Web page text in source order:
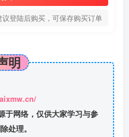
登陆后购买，可保存购买订单
明
于网络，仅供大家学习与参
处理。